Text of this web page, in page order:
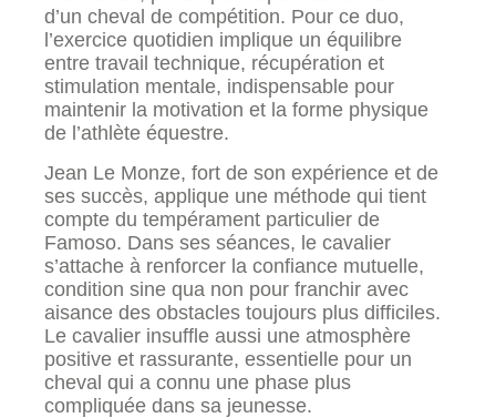
d’un cheval de compétition. Pour ce duo,
l’exercice quotidien implique un équilibre
entre travail technique, récupération et
stimulation mentale, indispensable pour
maintenir la motivation et la forme physique
de l’athlète équestre.
Jean Le Monze, fort de son expérience et de
ses succès, applique une méthode qui tient
compte du tempérament particulier de
Famoso. Dans ses séances, le cavalier
s’attache à renforcer la confiance mutuelle,
condition sine qua non pour franchir avec
aisance des obstacles toujours plus difficiles.
Le cavalier insuffle aussi une atmosphère
positive et rassurante, essentielle pour un
cheval qui a connu une phase plus
compliquée dans sa jeunesse.